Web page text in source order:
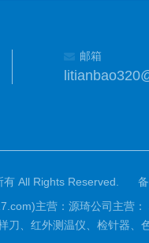
邮箱
All Rights Reserved.
主营：源琦公司主营
刀、红外测温仪、检针器